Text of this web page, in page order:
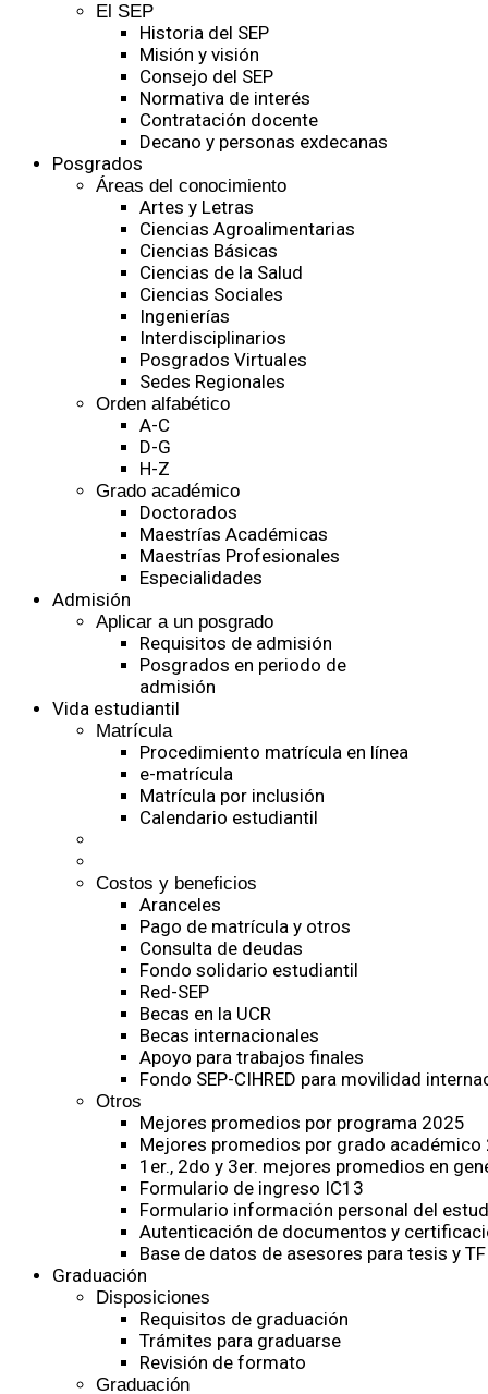
El SEP
Historia del SEP
Misión y visión
Consejo del SEP
Normativa de interés
Contratación docente
Decano y personas exdecanas
Posgrados
Áreas del conocimiento
Artes y Letras
Ciencias Agroalimentarias
Ciencias Básicas
Ciencias de la Salud
Ciencias Sociales
Ingenierías
Interdisciplinarios
Posgrados Virtuales
Sedes Regionales
Orden alfabético
A-C
D-G
H-Z
Grado académico
Doctorados
Maestrías Académicas
Maestrías Profesionales
Especialidades
Admisión
Aplicar a un posgrado
Requisitos de admisión
Posgrados en periodo de
admisión
Vida estudiantil
Matrícula
Procedimiento matrícula en línea
e-matrícula
Matrícula por inclusión
Calendario estudiantil
Costos y beneficios
Aranceles
Pago de matrícula y otros
Consulta de deudas
Fondo solidario estudiantil
Red-SEP
Becas en la UCR
Becas internacionales
Apoyo para trabajos finales
Fondo SEP-CIHRED para movilidad
Otros
Mejores promedios por programa 2025
Mejores promedios por grado académico
1er., 2do y 3er. mejores promedios en
Formulario de ingreso IC13
Formulario información personal del
Autenticación de documentos y
Base de datos de asesores para tesis y
Graduación
Disposiciones
Requisitos de graduación
Trámites para graduarse
Revisión de formato
Graduación